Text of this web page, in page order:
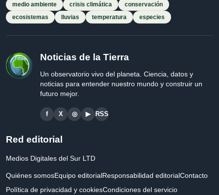
medio ambiente
crisis climática
conservación
ecosistemas
lluvias temperatura especies
Noticias de la Tierra
Un observatorio vivo del planeta. Ciencia, datos y
noticias para entender nuestro mundo y construir un
futuro mejor.
f X ◎ ▶ RSS
Red editorial
Medios Digitales del Sur LTD
Quiénes somosEquipo editorialResponsabilidad editorialContacto
Política de privacidad y cookiesCondiciones del servicio